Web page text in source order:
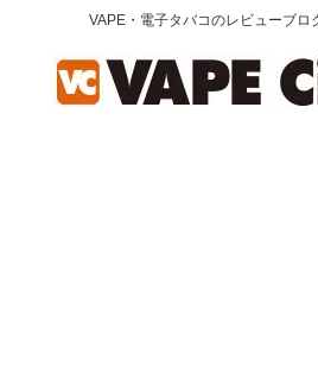
VAPE・電子タバコのレビューブロ